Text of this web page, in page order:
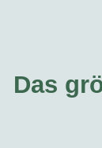
Das